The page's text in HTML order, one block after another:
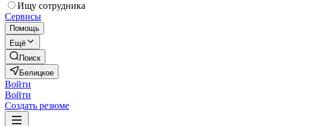
Ищу сотрудника
Сервисы
Помощь
Ещё
Поиск
Белицкое
Войти
Войти
Создать резюме